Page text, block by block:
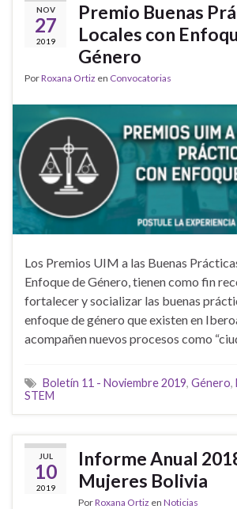
NOV
27
2019
Premio Buenas
Locales con
Género
PorRoxana Ortiz en Convocatorias
Los Premios UIM a las Buenas
Enfoque de Género, tienen como fin
fortalecer y socializar las buenas
enfoque de género que existen en
acompañen nuevos procesos como
Boletín 11 - Noviembre 2019, Género,
STEM
JUL
10
2019
Informe Anual
Mujeres Bolivia
PorRoxana Ortiz en Noticias